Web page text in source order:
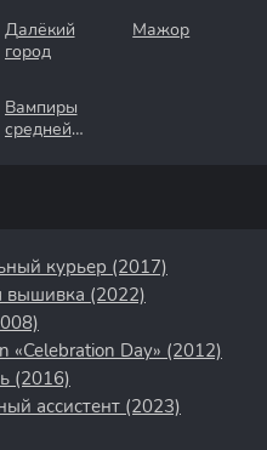
Далёкий
город
Мажор
Вампиры
средней
курьер (2017)
вышивка (2022)
«Celebration Day» (2012)
(2016)
ассистент (2023)